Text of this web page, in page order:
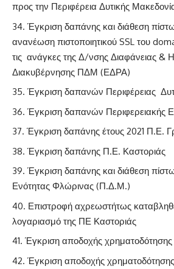
προς την Περιφέρεια Δυτικής
Έγκριση δαπάνης και διάθεση
ανανέωση πιστοποιητικού SSL του
τις ανάγκες της Δ/νσης Διαφάνειας &
Διακυβέρνησης ΠΔΜ (ΕΔΡΑ)
Έγκριση δαπανών Περιφέρειας
Έγκριση δαπανών Περιφερειακής
Έγκριση δαπάνης έτους 2021 Π.Ε.
Έγκριση δαπάνης Π.Ε. Καστοριάς
Έγκριση δαπάνης και διάθεση
Ενότητας Φλώρινας (Π.Δ.Μ.)
Επιστροφή αχρεωστήτως
λογαριασμό της ΠΕ Καστοριάς
Έγκριση αποδοχής
Έγκριση αποδοχής